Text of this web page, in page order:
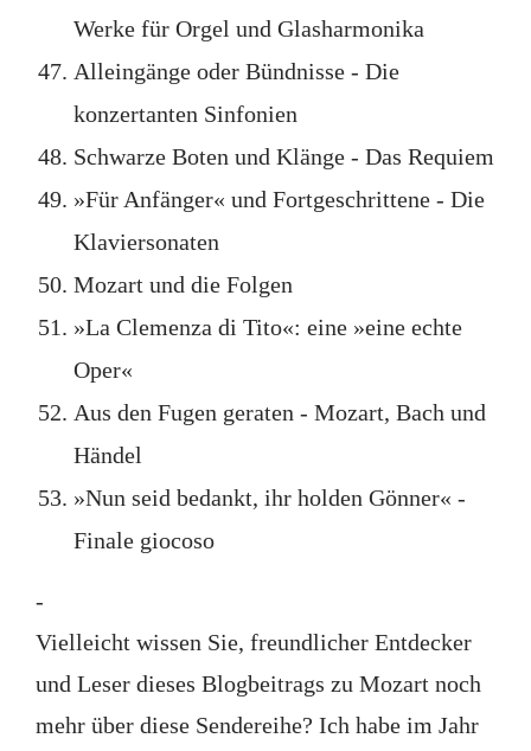
Werke für Orgel und Glasharmonika
Alleingänge oder Bündnisse - Die
konzertanten Sinfonien
Schwarze Boten und Klänge - Das Requiem
»Für Anfänger« und Fortgeschrittene - Die
Klaviersonaten
Mozart und die Folgen
»La Clemenza di Tito«: eine »eine echte
Oper«
Aus den Fugen geraten - Mozart, Bach und
Händel
»Nun seid bedankt, ihr holden Gönner« -
Finale giocoso
-
Vielleicht wissen Sie, freundlicher Entdecker
und Leser dieses Blogbeitrags zu Mozart noch
mehr über diese Sendereihe? Ich habe im Jahr